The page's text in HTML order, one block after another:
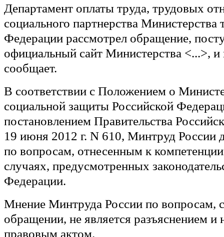
Департамент оплаты труда, трудовых
социального партнерства Министерства
Федерации рассмотрел обращение,
официальный сайт Министерства <...>,
сообщает.
В соответствии с Положением о
социальной защиты Российской
постановлением Правительства
19 июня 2012 г. N 610, Минтруд России
по вопросам, отнесенным к
случаях, предусмотренных
Федерации.
Мнение Минтруда России по вопросам,
обращении, не является разъяснением
правовым актом.